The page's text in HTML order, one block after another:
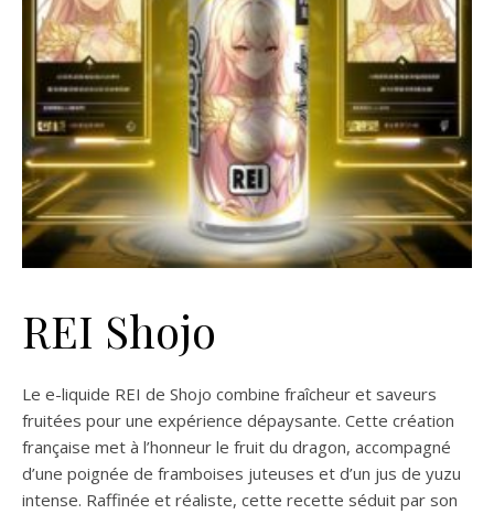
REI Shojo
Le e-liquide REI de Shojo combine fraîcheur et saveurs
fruitées pour une expérience dépaysante. Cette création
française met à l’honneur le fruit du dragon, accompagné
d’une poignée de framboises juteuses et d’un jus de yuzu
intense. Raffinée et réaliste, cette recette séduit par son